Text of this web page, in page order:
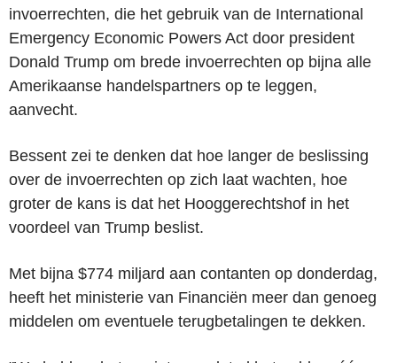
invoerrechten, die het gebruik van de International
Emergency Economic Powers Act door president
Donald Trump om brede invoerrechten op bijna alle
Amerikaanse handelspartners op te leggen,
aanvecht.
Bessent zei te denken dat hoe langer de beslissing
over de invoerrechten op zich laat wachten, hoe
groter de kans is dat het Hooggerechtshof in het
voordeel van Trump beslist.
Met bijna $774 miljard aan contanten op donderdag,
heeft het ministerie van Financiën meer dan genoeg
middelen om eventuele terugbetalingen te dekken.